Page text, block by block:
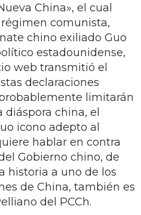
China», el cual
comunista,
chino exiliado Guo
estadounidense,
web transmitió el
declaraciones
limitarán
china, el
icono adepto al
hablar en contra
Gobierno chino, de
historia a uno de los
de China, también es
del PCCh.